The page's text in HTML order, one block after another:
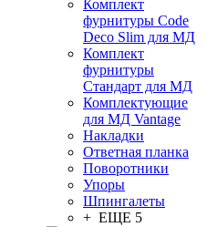
Комплект
фурнитуры Code
Deco Slim для МД
Комплект
фурнитуры
Стандарт для МД
Комплектующие
для МД Vantage
Накладки
Ответная планка
Поворотники
Упоры
Шпингалеты
+ ЕЩЕ 5